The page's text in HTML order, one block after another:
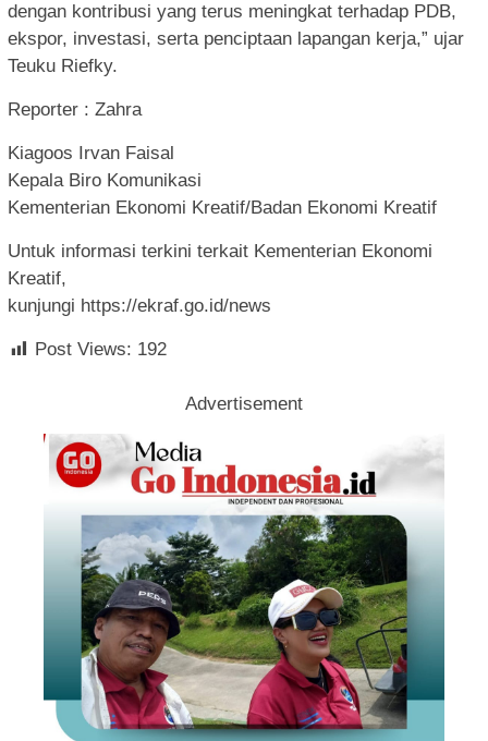
dengan kontribusi yang terus meningkat terhadap PDB,
ekspor, investasi, serta penciptaan lapangan kerja,” ujar
Teuku Riefky.
Reporter : Zahra
Kiagoos Irvan Faisal
Kepala Biro Komunikasi
Kementerian Ekonomi Kreatif/Badan Ekonomi Kreatif
Untuk informasi terkini terkait Kementerian Ekonomi
Kreatif,
kunjungi https://ekraf.go.id/news
Post Views: 192
Advertisement